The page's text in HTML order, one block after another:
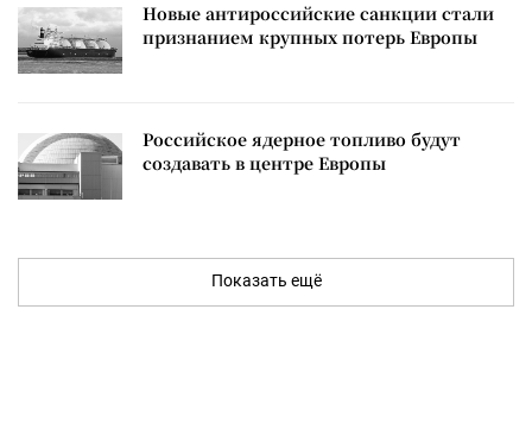
Новые антироссийские санкции стали
признанием крупных потерь Европы
Российское ядерное топливо будут
создавать в центре Европы
Показать ещё